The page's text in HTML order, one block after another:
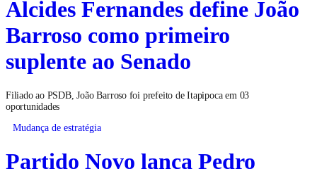
Alcides Fernandes define João
Barroso como primeiro
suplente ao Senado
Filiado ao PSDB, João Barroso foi prefeito de Itapipoca em 03
oportunidades
Mudança de estratégia
Partido Novo lança Pedro